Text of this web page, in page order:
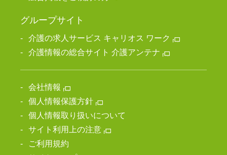
グループサイト
介護の求人サービス キャリオス ワーク
介護情報の総合サイト 介護アンテナ
会社情報
個人情報保護方針
個人情報取り扱いについて
サイト利用上の注意
ご利用規約